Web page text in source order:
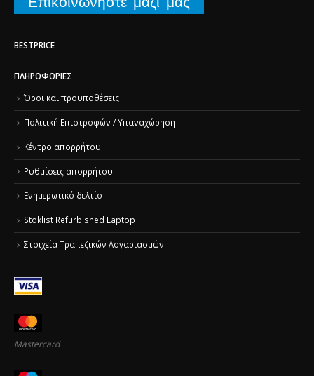
BESTPRICE
ΠΛΗΡΟΦΟΡΊΕΣ
Όροι και προϋποθέσεις
Πολιτική Επιστροφών / Υπαναχώρηση
Κέντρο απορρήτου
Ρυθμίσεις απορρήτου
Ενημερωτικό δελτίο
Stoklist Refurbished Laptop
Στοιχεία Τραπεζικών Λογαριασμών
Mastercard